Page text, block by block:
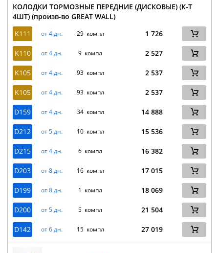
КОЛОДКИ ТОРМОЗНЫЕ ПЕРЕДНИЕ (ДИСКОВЫЕ) (К-Т
4ШТ) (произв-во GREAT WALL)
K111
от 4 дн. 29 компл 1 726
K110 от 4 дн. 9 компл 2 527
K105 от 4 дн. 93 компл 2 537
K105 от 4 дн. 93 компл 2 537
D159 от 4 дн. 34 компл 14 888
D212 от 5 дн. 10 компл 15 536
D215 от 4 дн. 6 компл 16 382
D203 от 8 дн. 16 компл 17 015
D199 от 8 дн. 1 компл 18 069
D200 от 5 дн. 5 компл 21 504
D142 от 6 дн. 15 компл 27 019